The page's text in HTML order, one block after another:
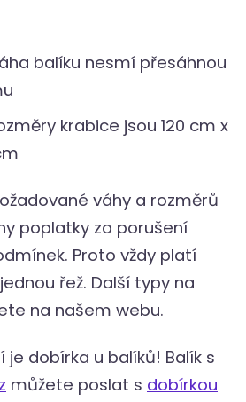
balíku nesmí přesáhnou
krabice jsou 120 cm x
váhy a rozměrů
poplatky za porušení
Proto vždy platí
řež. Další typy na
na našem webu.
dobírka u balíků! Balík s
můžete poslat s dobírkou